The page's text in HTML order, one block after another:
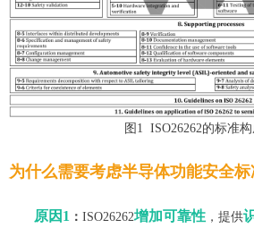
图1 ISO26262的标准构
为什么需要考虑半导体功能安全标
原因1 ： ISO26262增加可靠性 ， 提供